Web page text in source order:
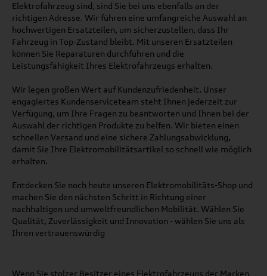
Elektrofahrzeug sind, sind Sie bei uns ebenfalls an der
richtigen Adresse. Wir führen eine umfangreiche Auswahl an
hochwertigen Ersatzteilen, um sicherzustellen, dass Ihr
Fahrzeug in Top-Zustand bleibt. Mit unseren Ersatzteilen
können Sie Reparaturen durchführen und die
Leistungsfähigkeit Ihres Elektrofahrzeugs erhalten.
Wir legen großen Wert auf Kundenzufriedenheit. Unser
engagiertes Kundenserviceteam steht Ihnen jederzeit zur
Verfügung, um Ihre Fragen zu beantworten und Ihnen bei der
Auswahl der richtigen Produkte zu helfen. Wir bieten einen
schnellen Versand und eine sichere Zahlungsabwicklung,
damit Sie Ihre Elektromobilitätsartikel so schnell wie möglich
erhalten.
Entdecken Sie noch heute unseren Elektromobilitäts-Shop und
machen Sie den nächsten Schritt in Richtung einer
nachhaltigen und umweltfreundlichen Mobilität. Wählen Sie
Qualität, Zuverlässigkeit und Innovation - wählen Sie uns als
Ihren vertrauenswürdig
Wenn Sie stolzer Besitzer eines Elektrofahrzeugs der Marken